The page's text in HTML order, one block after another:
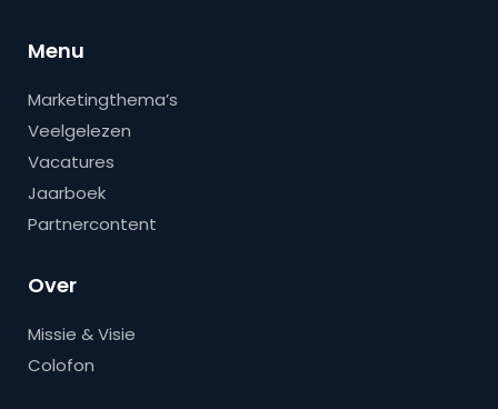
Menu
Marketingthema’s
Veelgelezen
Vacatures
Jaarboek
Partnercontent
Over
Missie & Visie
Colofon